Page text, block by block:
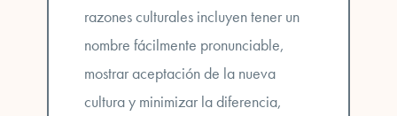
razones culturales incluyen tener un
nombre fácilmente pronunciable,
mostrar aceptación de la nueva
cultura y minimizar la diferencia,